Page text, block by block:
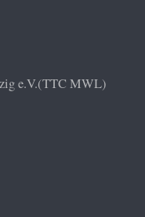
e.V.(TTC MWL)